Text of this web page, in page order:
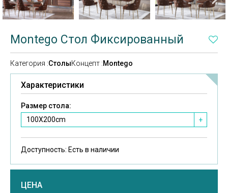
Montego Стол Фиксированный
Категория :СтолыКонцепт :Montego
Характеристики
Размер стола:
100X200cm
+
Доступность: Есть в наличии
ЦЕНА